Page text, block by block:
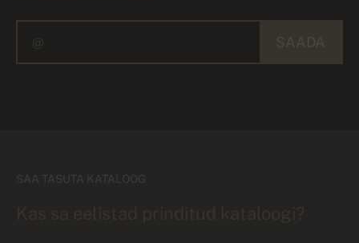
SAA TASUTA KATALOOG